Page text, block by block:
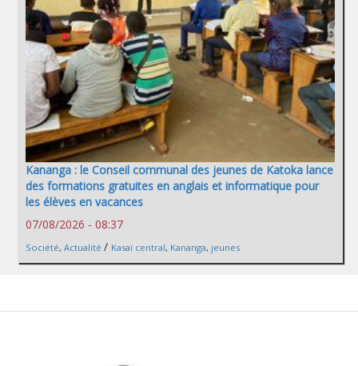
Kananga : le Conseil communal des jeunes de Katoka lance
des formations gratuites en anglais et informatique pour
les élèves en vacances
07/08/2026 - 08:37
Société, Actualité / Kasaï central, Kananga, jeunes